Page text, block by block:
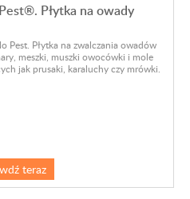
Płytka na owady
Pest. Płytka na zwalczania owadów
meszki, muszki owocówki i mole
jak prusaki, karaluchy czy mrówki.
teraz